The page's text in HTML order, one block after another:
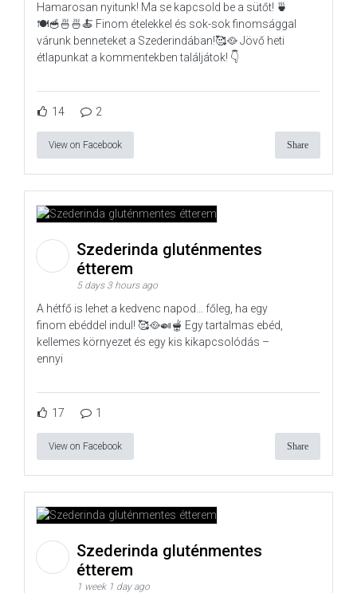
Hamarosan nyitunk! Ma se kapcsold be a sütőt! 🍵
🍽️🥣🍜🍜🍝 Finom ételekkel és sok-sok finomsággal
várunk benneteket a Szederindában!🥰🥘 Jövő heti
étlapunkat a kommentekben találjátok! 👇
14 2
View on Facebook Share
Szederinda gluténmentes
étterem
5 days 3 hours ago
A hétfő is lehet a kedvenc napod… főleg, ha egy
finom ebéddel indul! 🥰🥘🍛🫕 Egy tartalmas ebéd,
kellemes környezet és egy kis kikapcsolódás –
ennyi
17 1
View on Facebook Share
Szederinda gluténmentes
étterem
1 week 1 day ago